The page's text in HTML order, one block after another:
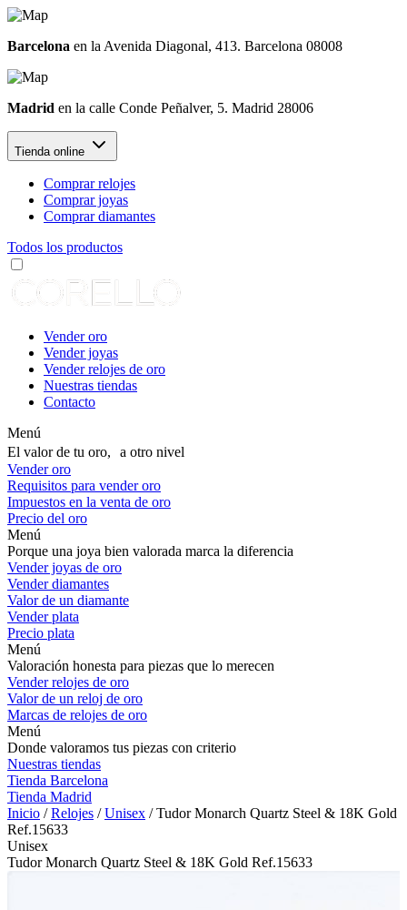
Barcelona en la Avenida Diagonal, 413. Barcelona 08008
Madrid en la calle Conde Peñalver, 5. Madrid 28006
Tienda online
Comprar relojes
Comprar joyas
Comprar diamantes
Todos los productos
Vender oro
Vender joyas
Vender relojes de oro
Nuestras tiendas
Contacto
Menú
El valor de tu oro, a otro nivel
Vender oro
Requisitos para vender oro
Impuestos en la venta de oro
Precio del oro
Menú
Porque una joya bien valorada marca la diferencia
Vender joyas de oro
Vender diamantes
Valor de un diamante
Vender plata
Precio plata
Menú
Valoración honesta para piezas que lo merecen
Vender relojes de oro
Valor de un reloj de oro
Marcas de relojes de oro
Menú
Donde valoramos tus piezas con criterio
Nuestras tiendas
Tienda Barcelona
Tienda Madrid
Inicio /Relojes /Unisex / Tudor Monarch Quartz Steel & 18K Gold
Ref.15633
Unisex
Tudor Monarch Quartz Steel & 18K Gold Ref.15633